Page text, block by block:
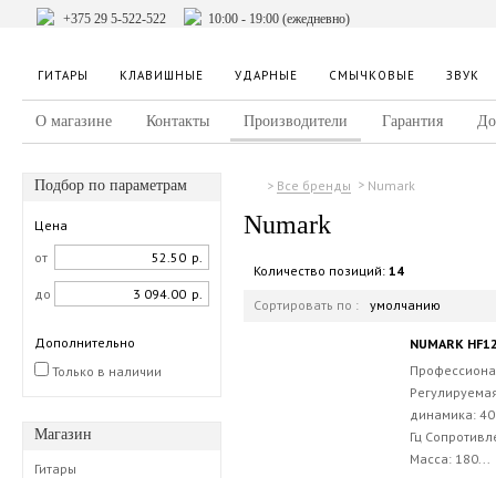
+375 29 5-522-522 10:00 - 19:00 (ежедневно)
ГИТАРЫ КЛАВИШНЫЕ УДАРНЫЕ СМЫЧКОВЫЕ ЗВУК
О магазине Контакты Производители Гарантия
Подбор по параметрам
Цена
от
р.
до р.
Дополнительно
Только в наличии
Магазин
Гитары
Все бренды Numark
Numark
Количество позиций: 14
Сортировать по : умолчанию
NUMARK
динамика:
Гц
Масса: 180...